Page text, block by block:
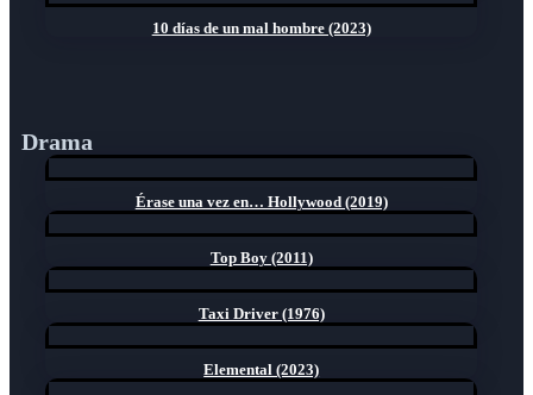
10 días de un mal hombre (2023)
Drama
Érase una vez en… Hollywood (2019)
Top Boy (2011)
Taxi Driver (1976)
Elemental (2023)